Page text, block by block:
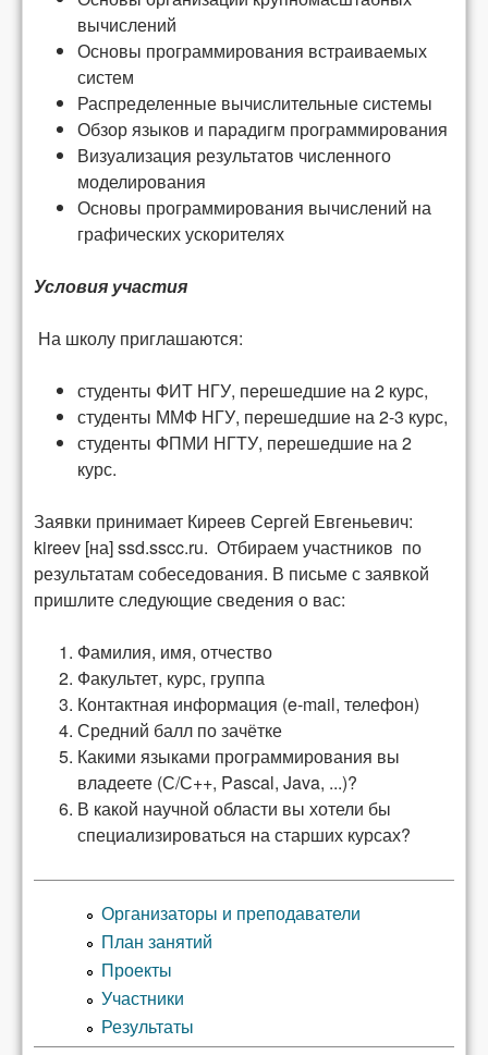
вычислений
Основы программирования встраиваемых
систем
Распределенные вычислительные системы
Обзор языков и парадигм программирования
Визуализация результатов численного
моделирования
Основы программирования вычислений на
графических ускорителях
Условия участия
На школу приглашаются:
студенты ФИТ НГУ, перешедшие на 2 курс,
студенты ММФ НГУ, перешедшие на 2-3 курс,
студенты ФПМИ НГТУ, перешедшие на 2
курс.
Заявки принимает Киреев Сергей Евгеньевич:
kireev [на] ssd.sscc.ru. Отбираем участников по
результатам собеседования. В письме с заявкой
пришлите следующие сведения о вас:
Фамилия, имя, отчество
Факультет, курс, группа
Контактная информация (e-mail, телефон)
Средний балл по зачётке
Какими языками программирования вы
владеете (С/С++, Pascal, Java, ...)?
В какой научной области вы хотели бы
специализироваться на старших курсах?
Организаторы и преподаватели
План занятий
Проекты
Участники
Результаты